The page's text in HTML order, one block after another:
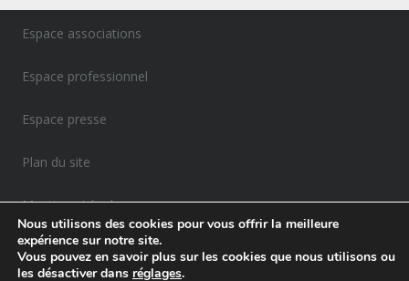
Espace associations
Espace professionnel
Espace presse
Plan du site
Mentions Légales
Politique de confidentialité
Nous utilisons des cookies pour vous offrir la meilleure
expérience sur notre site.
Vous pouvez en savoir plus sur les cookies que nous utilisons ou
les désactiver dans réglages.